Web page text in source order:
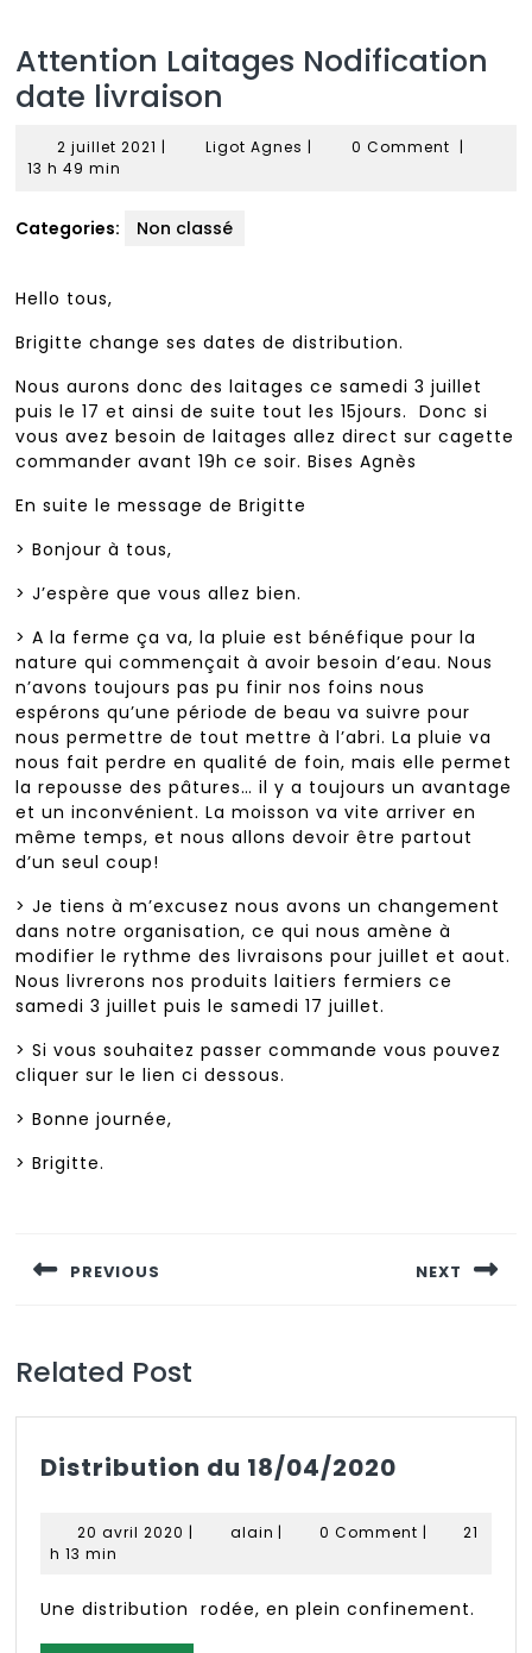
Attention Laitages Nodification
date livraison
2 juillet 2021 2| Ligot Agnes Ligot
| 0 Comment |
13 h 49 min
Categories: Non classé
Hello tous,
Brigitte change ses dates de distribution.
Nous aurons donc des laitages ce samedi 3 juillet
puis le 17 et ainsi de suite tout les 15jours. Donc si
vous avez besoin de laitages allez direct sur cagette
commander avant 19h ce soir. Bises Agnès
En suite le message de Brigitte
> Bonjour à tous,
> J’espère que vous allez bien.
> A la ferme ça va, la pluie est bénéfique pour la
nature qui commençait à avoir besoin d’eau. Nous
n’avons toujours pas pu finir nos foins nous
espérons qu’une période de beau va suivre pour
nous permettre de tout mettre à l’abri. La pluie va
nous fait perdre en qualité de foin, mais elle permet
la repousse des pâtures… il y a toujours un avantage
et un inconvénient. La moisson va vite arriver en
même temps, et nous allons devoir être partout
d’un seul coup!
> Je tiens à m’excusez nous avons un changement
dans notre organisation, ce qui nous amène à
modifier le rythme des livraisons pour juillet et aout.
Nous livrerons nos produits laitiers fermiers ce
samedi 3 juillet puis le samedi 17 juillet.
> Si vous souhaitez passer commande vous pouvez
cliquer sur le lien ci dessous.
> Bonne journée,
> Brigitte.
l’article
PREVIOUS NEXT
Related Post
Distribution du 18/04/2020
18/04/
20 avril 2020 20
| alain alain
| 0 Comment |
21
h 13 min
Une distribution rodée, en plein confinement.